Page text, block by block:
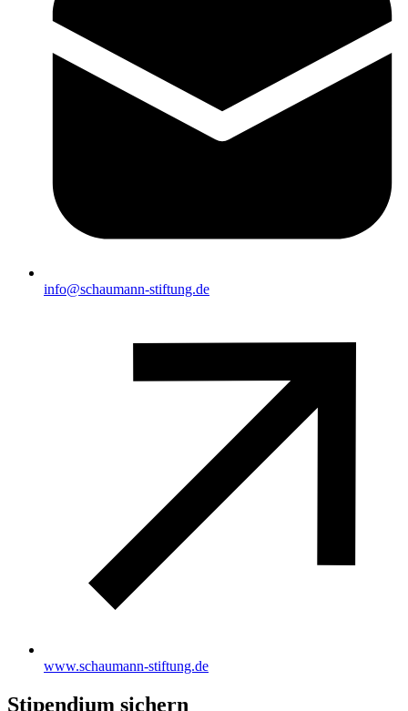
info@schaumann-stiftung.de
www.schaumann-stiftung.de
Stipendium sichern